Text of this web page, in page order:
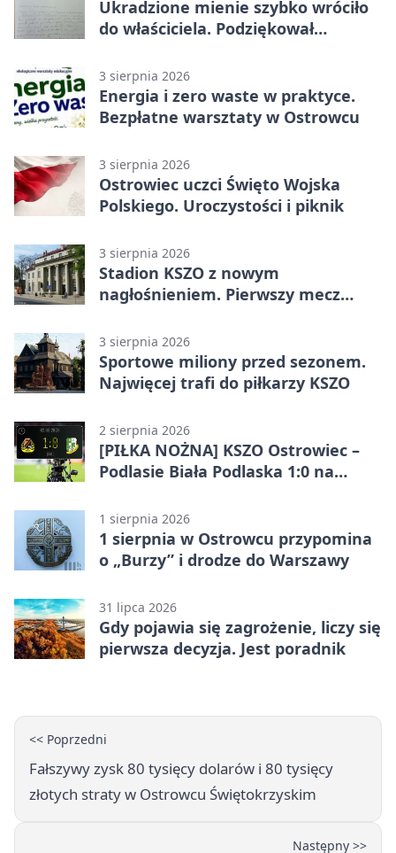
Ukradzione mienie szybko wróciło
do właściciela. Podziękował
3 sierpnia 2026
Energia i zero waste w praktyce.
Bezpłatne warsztaty w Ostrowcu
3 sierpnia 2026
Ostrowiec uczci Święto Wojska
Polskiego. Uroczystości i piknik
3 sierpnia 2026
Stadion KSZO z nowym
nagłośnieniem. Pierwszy mecz
3 sierpnia 2026
Sportowe miliony przed sezonem.
Najwięcej trafi do piłkarzy KSZO
2 sierpnia 2026
[PIŁKA NOŻNA] KSZO Ostrowiec –
Podlasie Biała Podlaska 1:0 na
(Grupa IV)
1 sierpnia 2026
1 sierpnia w Ostrowcu przypomina
o „Burzy” i drodze do Warszawy
31 lipca 2026
Gdy pojawia się zagrożenie, liczy się
pierwsza decyzja. Jest poradnik
<< Poprzedni
Fałszywy zysk 80 tysięcy dolarów i 80 tysięcy
złotych straty w Ostrowcu Świętokrzyskim
Następny >>